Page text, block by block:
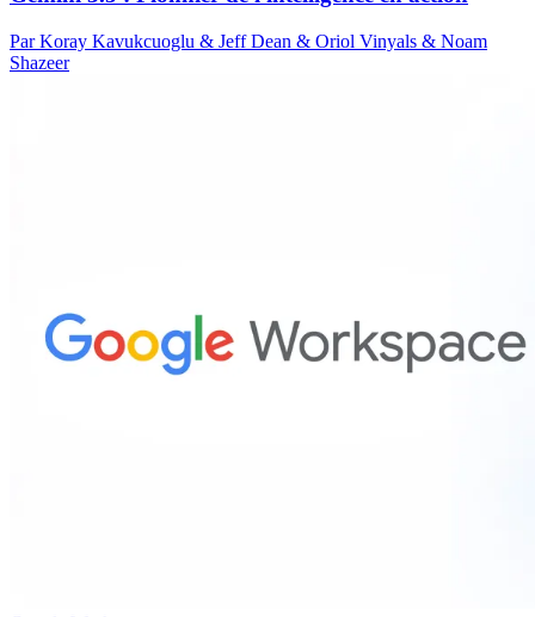
Par Koray Kavukcuoglu & Jeff Dean & Oriol Vinyals & Noam
Shazeer